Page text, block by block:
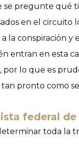
se pregunte qué
en el circuito
la conspiración y
entran en esta
por lo que es
pronto como
federal
toda la